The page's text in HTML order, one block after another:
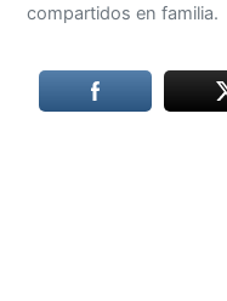
compartidos en familia.